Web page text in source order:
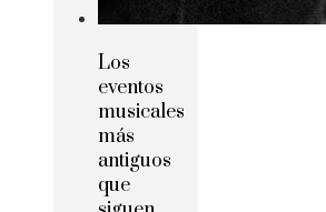
Los
eventos
musicales
más
antiguos
que